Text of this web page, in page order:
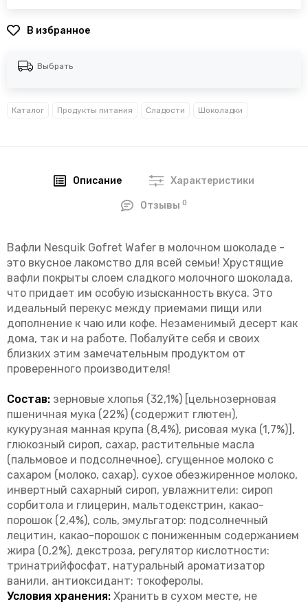
В избранное
Выбрать
Каталог Продукты питания Сладости Шоколадки
Описание Характеристики
Отзывы0
Вафли Nesquik Gofret Wafer в молочном шоколаде -
это вкусное лакомство для всей семьи! Хрустящие
вафли покрыты слоем сладкого молочного шоколада,
что придает им особую изысканность вкуса. Это
идеальный перекус между приемами пищи или
дополнение к чаю или кофе. Незаменимый десерт как
дома, так и на работе. Побалуйте себя и своих
близких этим замечательным продуктом от
проверенного производителя!
Состав: зерновые хлопья (32,1%) [цельнозерновая
пшеничная мука (22%) (содержит глютен),
кукурузная манная крупа (8,4%), рисовая мука (1,7%)],
глюкозный сироп, сахар, растительные масла
(пальмовое и подсолнечное), сгущенное молоко с
сахаром (молоко, сахар), сухое обезжиренное молоко,
инвертный сахарный сироп, увлажнители: сироп
сорбитола и глицерин, мальтодекстрин, какао-
порошок (2,4%), соль, эмульгатор: подсолнечный
лецитин, какао-порошок с пониженным содержанием
жира (0,2%), декстроза, регулятор кислотности:
тринатрийфосфат, натуральный ароматизатор
ванили, антиоксидант: токоферолы.
Условия хранения: Хранить в сухом месте, не